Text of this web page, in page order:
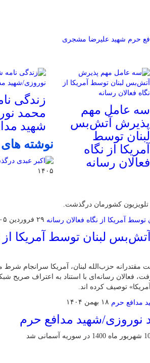
حرم شهید علیرضا مشجری
سه عامل مهم
پذیرش آتش‌بس
لبنان توسط
آمریکا از نگاه
فعالان رسانه
زندگی
محمد
شهید
نوشته
۱۴۰۵
و تلویزیون کشورمان درگذشت.
۲۹ فروردین ۱۴۰۵
لبنان توسط آمریکا از
مقتدرانه حزب‌الله لبنان، آمریکا سرانجام شرط
فعالان رسانه‌ای با استناد به اعتراف صریح
توصیف کرده اند.
۱۸ بهمن ۱۴۰۴
نوروزی/شهید مدافع حرم